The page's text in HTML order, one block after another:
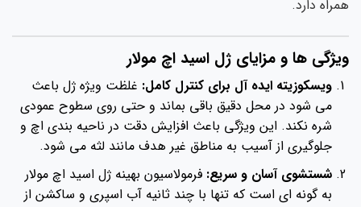
همراه دارد.
ویژگی ها و مزایای ژل اسید اچ مولار
ویسکوزیته ایده آل برای کنترل کامل: غلظت ویژه ژل باعث
می شود در محل دقیق باقی بماند و حتی روی سطوح عمودی
شره نکند. این ویژگی باعث افزایش دقت در ناحیه بندی اچ و
جلوگیری از آسیب به مناطق غیر هدف مانند لثه می شود.
شستشوی آسان و سریع: فرمولاسیون بهینه ژل اسید اچ مولار
به گونه ای است که تنها با چند ثانیه آب اسپری و ساکشن از